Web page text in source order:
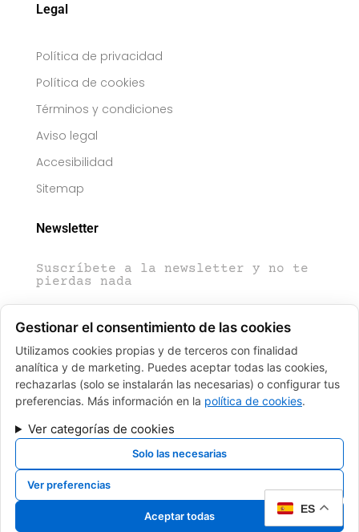
Legal
Política de privacidad
Política de cookies
Términos y condiciones
Aviso legal
Accesibilidad
Sitemap
Newsletter
Suscríbete a la newsletter y no te
pierdas nada
Enviar
© Copyright 2025 HUN DEOK LEE. Desarrollado y Mantenido por
Xpandex
FINANCIADO POR LA UNIÓN EUROPEA CON EL PROGRAMA KIT DIGITAL POR LOS
FONDOS NEXT GENERATION (EU) DEL MECANISMO DE RECUPERACIÓN Y
Gestionar el consentimiento de las cookies
Utilizamos cookies propias y de terceros con finalidad
analítica y de marketing. Puedes aceptar todas las cookies,
rechazarlas (solo se instalarán las necesarias) o configurar tus
preferencias. Más información en la política de cookies.
Ver categorías de cookies
Solo las necesarias
Ver preferencias
Aceptar todas
ES